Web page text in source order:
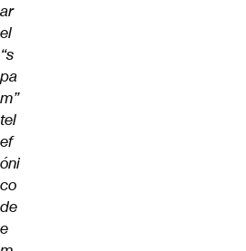
ar
el
“s
pa
m”
tel
ef
óni
co
de
e